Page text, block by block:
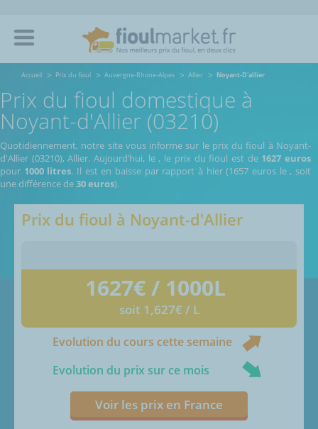
Accueil Prix du fioul Auvergne-Rhone-Alpes Allier Noyant-D'allier
Prix du fioul domestique à
Noyant-d'Allier (03210)
Quotidiennement, notre site vous informe sur le prix du fioul à Noyant-
d'Allier (03210), Allier.Aujourd’hui, le , le prix du fioul est de 1627 euros
pour 1000 litres. Il est en baisse par rapport à hier (1657 euros le, soit
une différence de30 euros).
Prix du fioul à Noyant-d'Allier
1627€ / 1000L
soit 1,627€ / L
Evolution du cours cette semaine
Evolution du prix sur ce mois
Voir les prix en France